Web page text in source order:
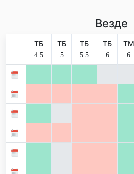
Везде
ТБ
4.5
ТБ
5
ТБ
5.5
ТБ
6
ТМ
6